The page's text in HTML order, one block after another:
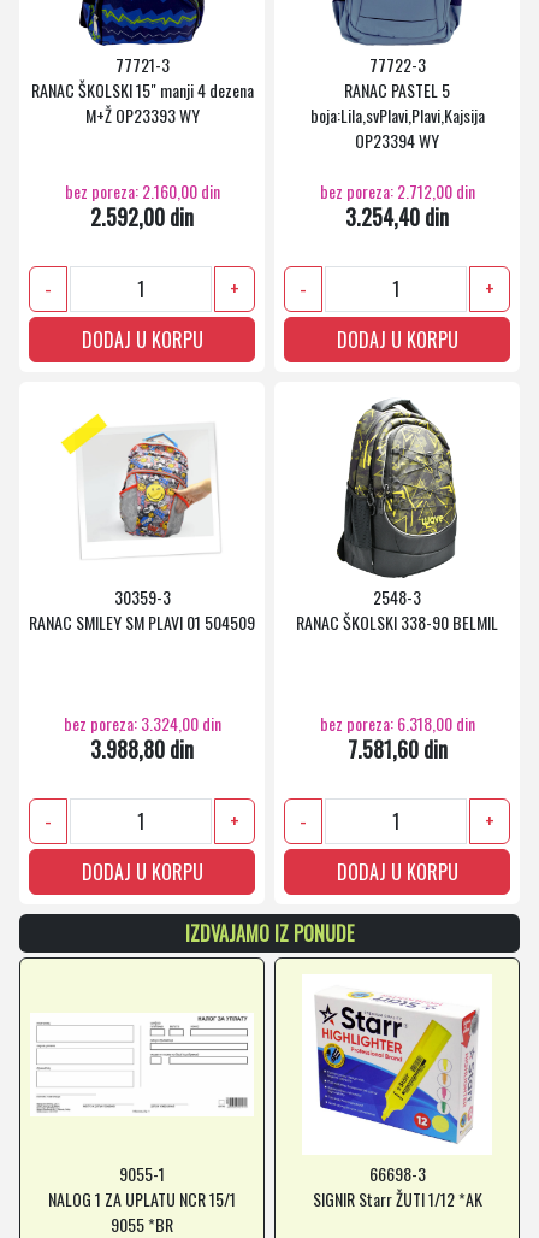
77721-3
RANAC ŠKOLSKI 15" manji 4 dezena
M+Ž OP23393 WY
bez poreza: 2.160,00 din
2.592,00 din
-
+
DODAJ U KORPU
77722-3
RANAC PASTEL 5
boja:Lila,svPlavi,Plavi,Kajsija
OP23394 WY
bez poreza: 2.712,00 din
3.254,40 din
-
+
DODAJ U KORPU
30359-3
RANAC SMILEY SM PLAVI 01 504509
bez poreza: 3.324,00 din
3.988,80 din
-
+
DODAJ U KORPU
2548-3
RANAC ŠKOLSKI 338-90 BELMIL
bez poreza: 6.318,00 din
7.581,60 din
-
+
DODAJ U KORPU
IZDVAJAMO IZ PONUDE
9055-1
NALOG 1 ZA UPLATU NCR 15/1
9055 *BR
66698-3
SIGNIR Starr ŽUTI 1/12 *AK